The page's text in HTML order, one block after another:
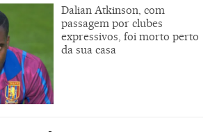
Dalian Atkinson, com
passagem por clubes
expressivos, foi morto perto
da sua casa